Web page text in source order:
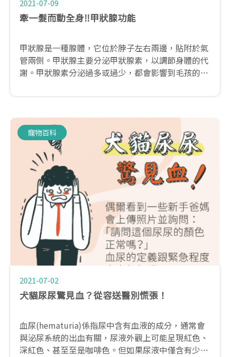
2021-07-09
牽一髮而動全身‼甲狀腺功能
甲狀腺是一種腺體，它位於脖子左右兩邊，貼附於氣
管兩側。甲狀腺主要分泌甲狀腺素，以調節身體的代
謝。甲狀腺素分泌過多或過少，都會影響到毛孩的身
寵物百科
2021-07-02
犬貓尿尿驚見血？從容送醫別慌張！
血尿(hematuria)係指尿中含有血液的成分，通常會
與泌尿系統的出血有關，尿液外觀上可能呈現紅色、
深紅色、甚至至是咖啡色。但如果尿液中僅含有少量